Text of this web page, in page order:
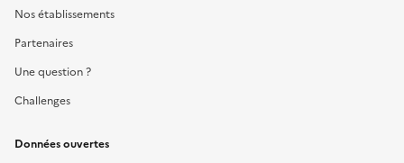
Nos établissements
Partenaires
Une question ?
Challenges
Données ouvertes